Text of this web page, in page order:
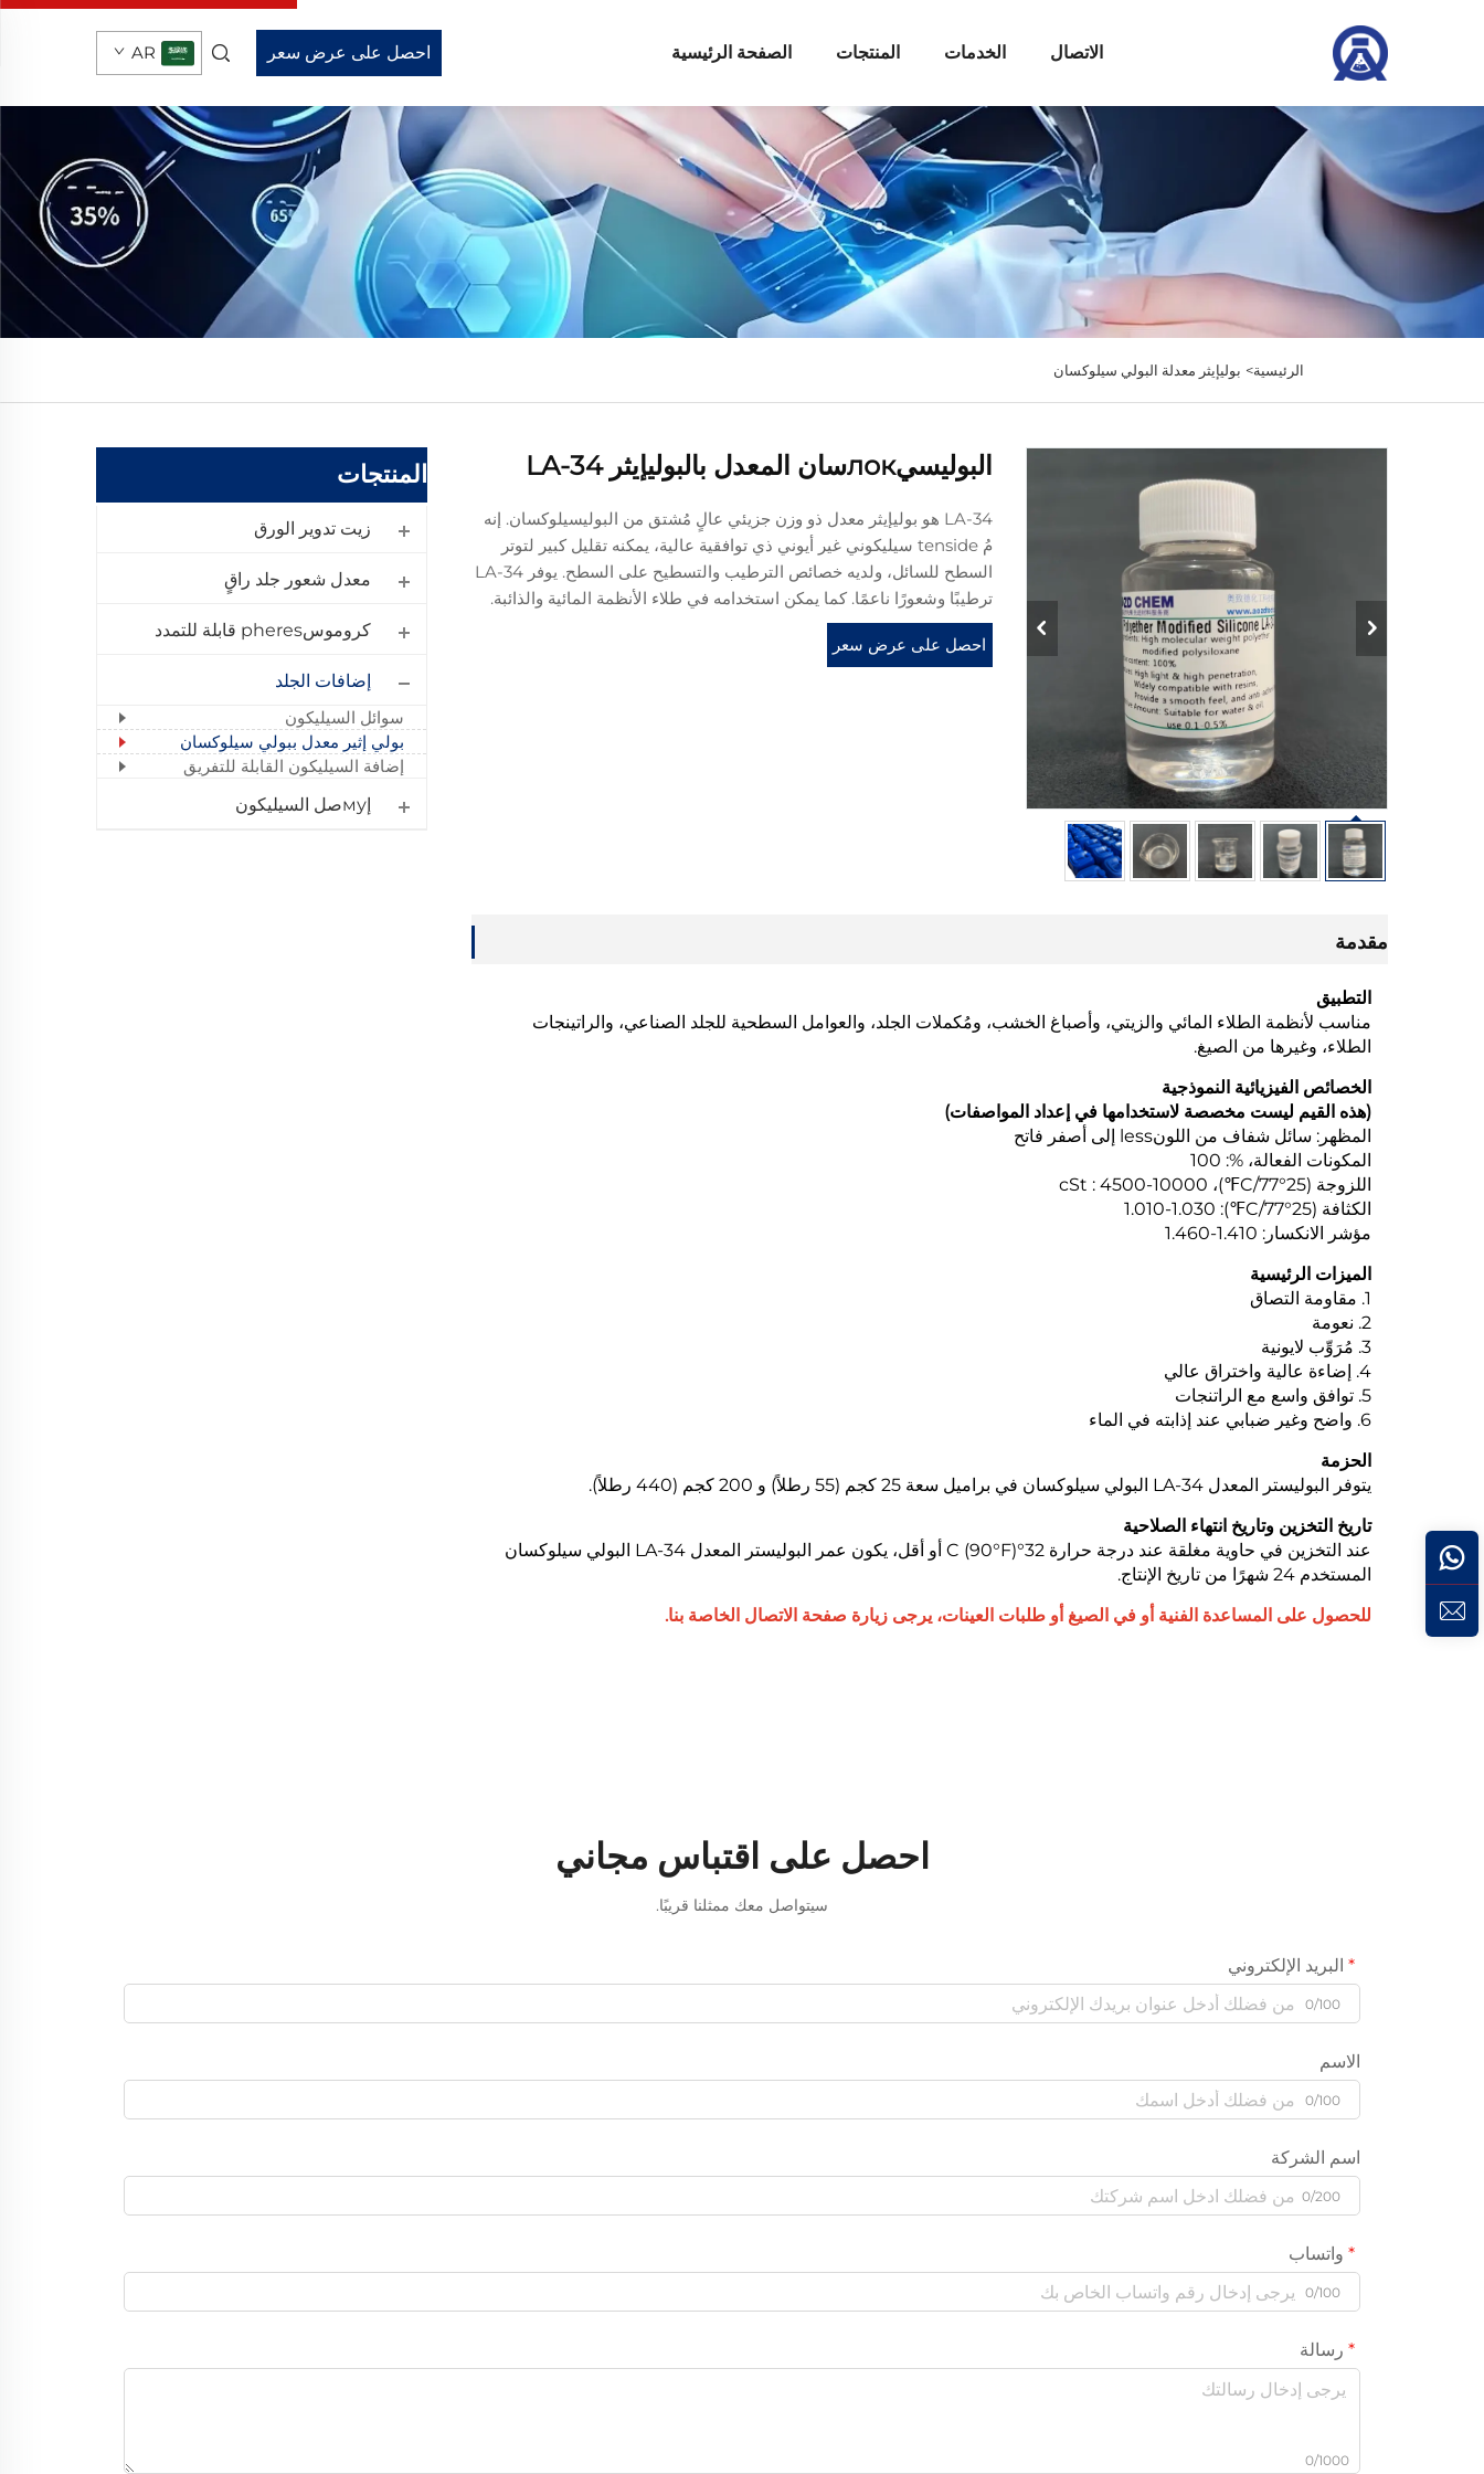
الصفحة الرئيسية المنتجات الخدمات الاتصال احصل على عرض سعر AR
الرئيسية> بوليإيثر معدلة البولي سيلوكسان
المنتجات
زيت تدوير الورق
معدل شعور جلد راقٍ
كروموسpheres قابلة للتمدد
إضافات الجلد
سوائل السيليكون
بولي إثير معدل ببولي سيلوكسان
إضافة السيليكون القابلة للتفريق
إмуصل السيليكون
البوليسيлокسان المعدل بالبوليإيثر LA-34
LA-34 هو بوليإيثر معدل ذو وزن جزيئي عالٍ مُشتق من البوليسيلوكسان. إنه
مُ tenside سيليكوني غير أيوني ذي توافقية عالية، يمكنه تقليل كبير لتوتر
السطح للسائل، ولديه خصائص الترطيب والتسطيح على السطح. يوفر LA-34
ترطيبًا وشعورًا ناعمًا. كما يمكن استخدامه في طلاء الأنظمة المائية والذائبة.
احصل على عرض سعر
مقدمة
التطبيق
مناسب لأنظمة الطلاء المائي والزيتي، وأصباغ الخشب، ومُكملات الجلد، والعوامل السطحية للجلد الصناعي، والراتينجات
الطلاء، وغيرها من الصيغ.
الخصائص الفيزيائية النموذجية
(هذه القيم ليست مخصصة لاستخدامها في إعداد المواصفات)
المظهر: سائل شفاف من اللونless إلى أصفر فاتح
المكونات الفعالة، %: 100
اللزوجة (25°C/77℉)، cSt : 4500-10000
الكثافة (25°C/77℉): 1.010-1.030
مؤشر الانكسار: 1.410-1.460
الميزات الرئيسية
1. مقاومة التصاق
2. نعومة
3. مُرَوِّب لايونية
4. إضاءة عالية واختراق عالي
5. توافق واسع مع الراتنجات
6. واضح وغير ضبابي عند إذابته في الماء
الحزمة
يتوفر البوليستر المعدل LA-34 البولي سيلوكسان في براميل سعة 25 كجم (55 رطلاً) و 200 كجم (440 رطلاً).
تاريخ التخزين وتاريخ انتهاء الصلاحية
عند التخزين في حاوية مغلقة عند درجة حرارة 32°C (90°F) أو أقل، يكون عمر البوليستر المعدل LA-34 البولي سيلوكسان
المستخدم 24 شهرًا من تاريخ الإنتاج.
للحصول على المساعدة الفنية أو في الصيغ أو طلبات العينات، يرجى زيارة صفحة الاتصال الخاصة بنا.
احصل على اقتباس مجاني
سيتواصل معك ممثلنا قريبًا.
البريد الإلكتروني
0/100
الاسم
0/100
اسم الشركة
0/200
واتساب
0/100
رسالة
0/1000